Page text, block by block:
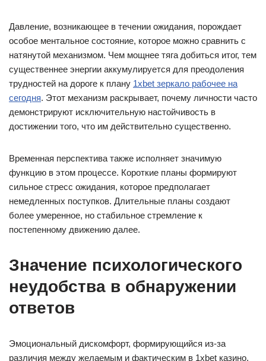
Давление, возникающее в течении ожидания, порождает
особое ментальное состояние, которое можно сравнить с
натянутой механизмом. Чем мощнее тяга добиться итог, тем
существеннее энергии аккумулируется для преодоления
трудностей на дороге к плану 1xbet зеркало рабочее на
сегодня. Этот механизм раскрывает, почему личности часто
демонстрируют исключительную настойчивость в
достижении того, что им действительно существенно.
Временная перспектива также исполняет значимую
функцию в этом процессе. Короткие планы формируют
сильное стресс ожидания, которое предполагает
немедленных поступков. Длительные планы создают
более умеренное, но стабильное стремление к
постепенному движению далее.
Значение психологического
неудобства в обнаружении
ответов
Эмоциональный дискомфорт, формирующийся из-за
различия между желаемым и фактическим в 1xbet казино,